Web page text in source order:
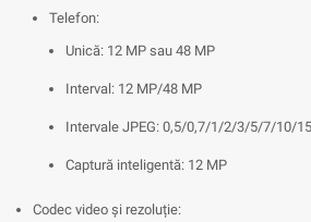
Telefon:
Unică: 12 MP sau 48 MP
Interval: 12 MP/48 MP
Intervale JPEG: 0,5/0,7/1/2/3/5/7/10/
Captură inteligentă: 12 MP
Codec video și rezoluție: